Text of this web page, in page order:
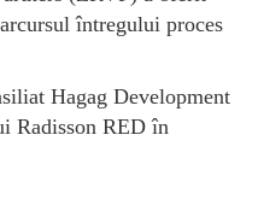
întregului proces
Hagag Development
Radisson RED în